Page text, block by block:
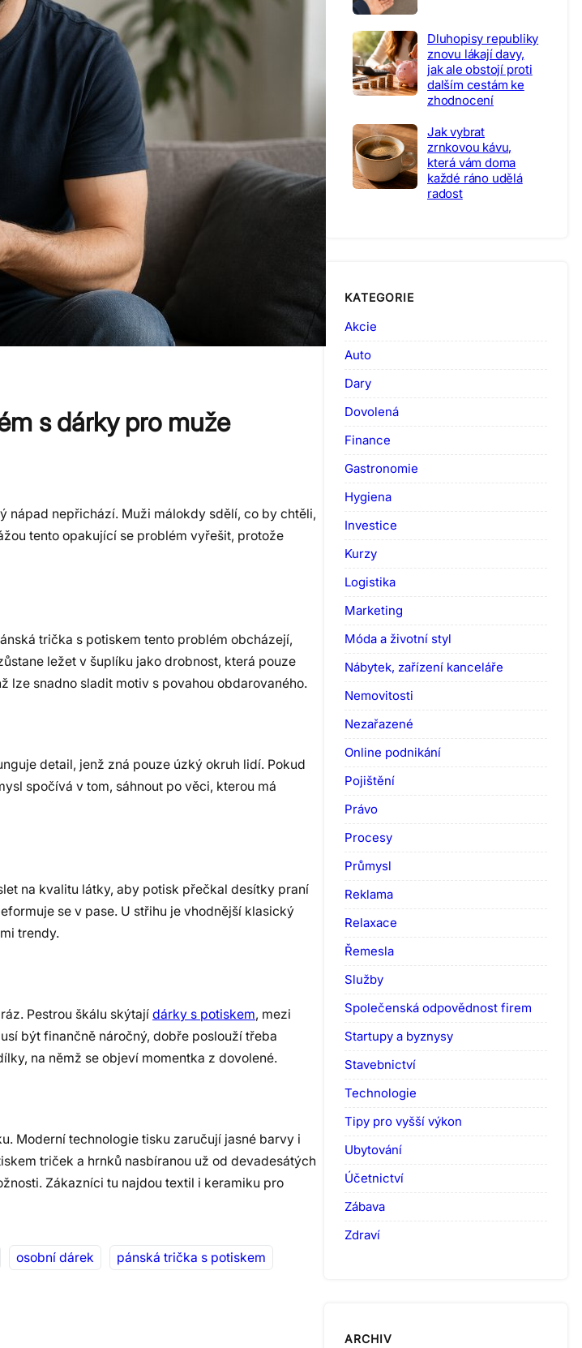
s dárky pro muže
nápad nepřichází. Muži málokdy sdělí, co by chtěli,
tento opakující se problém vyřešit, protože
trička s potiskem tento problém obcházejí,
ležet v šuplíku jako drobnost, která pouze
lze snadno sladit motiv s povahou obdarovaného.
detail, jenž zná pouze úzký okruh lidí. Pokud
spočívá v tom, sáhnout po věci, kterou má
na kvalitu látky, aby potisk přečkal desítky praní
se v pase. U střihu je vhodnější klasický
trendy.
Pestrou škálu skýtají dárky s potiskem, mezi
být finančně náročný, dobře poslouží třeba
na němž se objeví momentka z dovolené.
Moderní technologie tisku zaručují jasné barvy i
triček a hrnků nasbíranou už od devadesátých
Zákazníci tu najdou textil i keramiku pro
osobní dárek
pánská trička s potiskem
Dluhopisy republiky
znovu lákají davy,
jak ale obstojí proti
dalším cestám ke
zhodnocení
Jak vybrat
zrnkovou kávu,
která vám doma
každé ráno udělá
radost
KATEGORIE
Akcie
Auto
Dary
Dovolená
Finance
Gastronomie
Hygiena
Investice
Kurzy
Logistika
Marketing
Móda a životní styl
Nábytek, zařízení kanceláře
Nemovitosti
Nezařazené
Online podnikání
Pojištění
Právo
Procesy
Průmysl
Reklama
Relaxace
Řemesla
Služby
Společenská odpovědnost firem
Startupy a byznysy
Stavebnictví
Technologie
Tipy pro vyšší výkon
Ubytování
Účetnictví
Zábava
Zdraví
ARCHIV